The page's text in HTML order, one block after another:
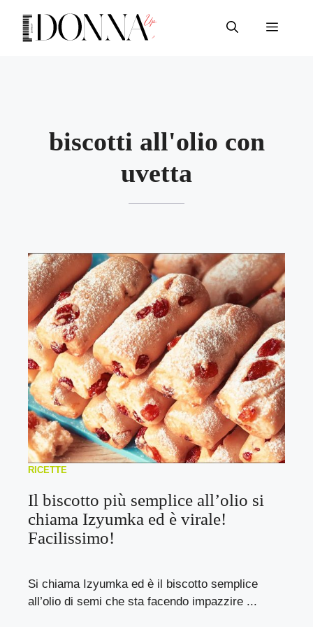
contenuto
Menu
biscotti all'olio con
uvetta
RICETTE
Il biscotto più semplice all’olio si
chiama Izyumka ed è virale!
Facilissimo!
Si chiama Izyumka ed è il biscotto semplice
all’olio di semi che sta facendo impazzire ...